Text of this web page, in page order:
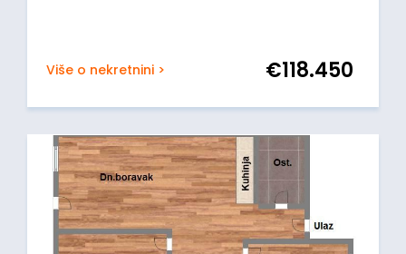
Više o nekretnini > €118.450